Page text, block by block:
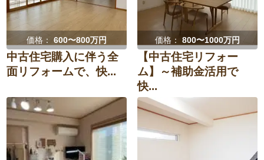
価格：600〜800万円
中古住宅購入に伴う全
面リフォームで、快...
価格： 800〜1000万円
【中古住宅リフォー
ム】～補助金活用で
快...